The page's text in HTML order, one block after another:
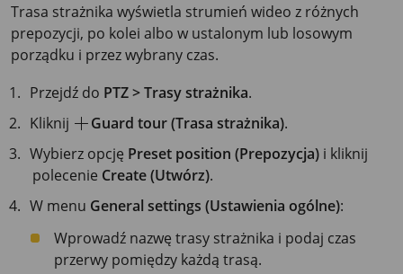
Trasa strażnika wyświetla strumień wideo z różnych
prepozycji, po kolei albo w ustalonym lub losowym
porządku i przez wybrany czas.
Przejdź do PTZ > Trasy strażnika.
Kliknij
Guard tour (Trasa strażnika).
Wybierz opcję Preset position (Prepozycja) i kliknij
polecenie Create (Utwórz).
W menu General settings (Ustawienia ogólne):
Wprowadź nazwę trasy strażnika i podaj czas
przerwy pomiędzy każdą trasą.